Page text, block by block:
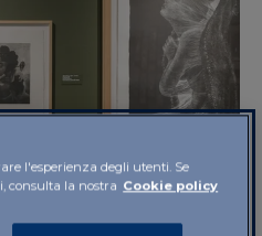
l'esperienza degli utenti. Se
consulta la nostra Cookie policy